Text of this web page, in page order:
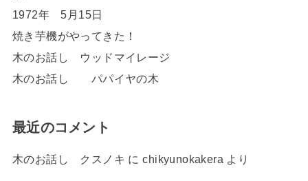
1972年 5月15日
焼き芋機がやってきた！
木のお話し ウッドマイレージ
木のお話し パパイヤの木
最近のコメント
木のお話し クスノキ にchikyunokakera より